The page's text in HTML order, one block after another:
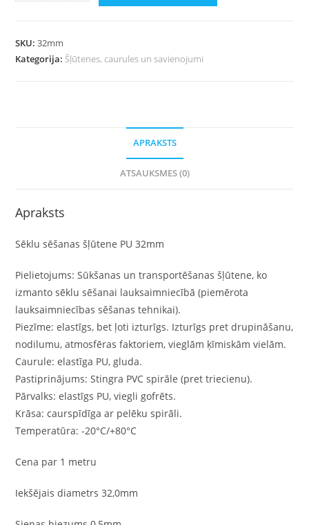
SKU:32mm
Kategorija: Šļūtenes, caurules un savienojumi
APRAKSTS
ATSAUKSMES (0)
Apraksts
Sēklu sēšanas šļūtene PU 32mm
Pielietojums: Sūkšanas un transportēšanas šļūtene, ko
izmanto sēklu sēšanai lauksaimniecībā (piemērota
lauksaimniecības sēšanas tehnikai).
Piezīme: elastīgs, bet ļoti izturīgs. Izturīgs pret drupināšanu,
nodilumu, atmosfēras faktoriem, vieglām ķīmiskām vielām.
Caurule: elastīga PU, gluda.
Pastiprinājums: Stingra PVC spirāle (pret triecienu).
Pārvalks: elastīgs PU, viegli gofrēts.
Krāsa: caurspīdīga ar pelēku spirāli.
Temperatūra: -20°C/+80°C
Cena par 1 metru
Iekšējais diametrs 32,0mm